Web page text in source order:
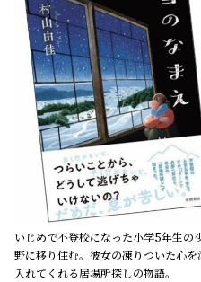
いじめで不登校になった小学5年生の
野に移り住む。彼女の凍りついた心
入れてくれる居場所探しの物語。